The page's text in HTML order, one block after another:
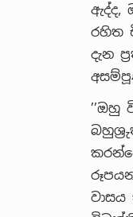
ඇද්ද,
රහිත
දැන
’’ඔහු